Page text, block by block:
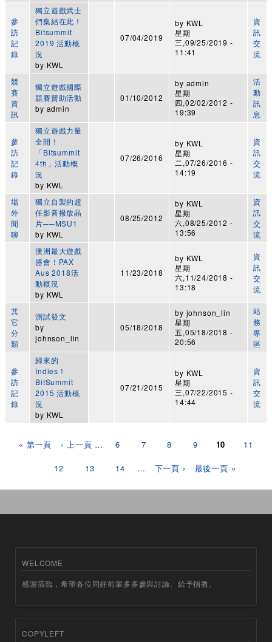
參
訪
記
錄
獨立遊戲武士
們集結在此！
Bitsummit
2019 活動概
況
by KWL
07/04/2019
by KWL
星期
三,09/25/2019 -
11:41
資
訊
交
流
競
賽
資
訊
獨立遊戲國際
競賽贊助活動
by admin
01/10/2012
by admin
星期
四,02/02/2012 -
19:39
活
動
訊
息
參
訪
記
錄
獨立遊戲力量
全開！
「Bitsummit
4th」活動概
況
by KWL
07/26/2016
by KWL
星期
二,07/26/2016 -
14:19
資
訊
交
流
場
外
閒
聊
獨立自製的超
任影音撥放晶
片──MSU1
by KWL
08/25/2012
by KWL
星期
六,08/25/2012 -
13:56
資
訊
交
流
澳洲最大遊戲
盛會！PAX
Aus 2018活
動概況
by KWL
11/23/2018
by KWL
星期
六,11/24/2018 -
13:18
資
訊
交
流
其
它
分
類
測試發文
by
johnson_lin
05/18/2018
by johnson_lin
星期
五,05/18/2018 -
20:56
站
務
專
區
參
訪
記
錄
歸來的
Indies！
BitSummit
2015 活動概
況
by KWL
07/21/2015
by KWL
星期
三,07/22/2015 -
14:44
資
訊
交
流
頁面« 第一頁 ‹ 上一頁 … 6 7 8 9 10 11
12 13 14 … 下一頁 › 最後一頁 »
WELCOME
感謝蒞臨，希望各位同好前輩多多參與討論、給予指教。
COPYLEFT